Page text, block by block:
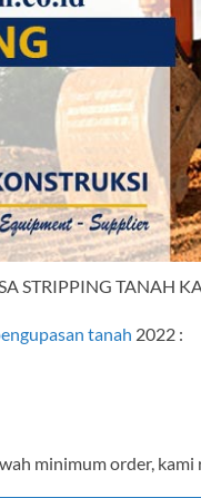
STRIPPING TANAH
tanah 2022 :
minimum order,